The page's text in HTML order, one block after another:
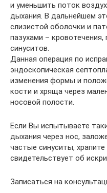
и уменьшить поток
дыхания. В дальнейшем
слизистой оболочки и
пазухами –
синуситов.
Данная операция по
эндоскопическая
изменения формы и
кости и хряща через
носовой полости.
Если Вы испытываете
дыхания через нос,
частые синуситы,
свидетельствует об
Записаться на